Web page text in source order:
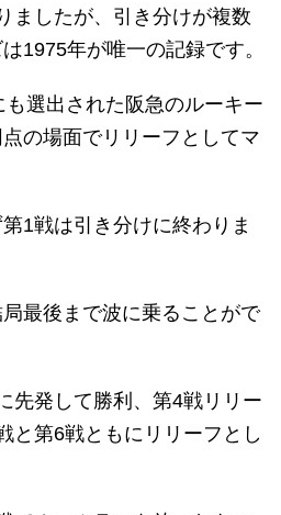
ましたが、引き分けが複数
1975年が唯一の記録です。
選出された阪急のルーキー
の場面でリリーフとしてマ
1戦は引き分けに終わりま
最後まで波に乗ることがで
先発して勝利、第4戦リリー
と第6戦ともにリリーフとし